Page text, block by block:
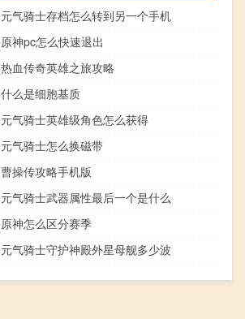
元气骑士存档怎么转到另一个手机
原神pc怎么快速退出
热血传奇英雄之旅攻略
什么是细胞基质
元气骑士英雄级角色怎么获得
元气骑士怎么换磁带
曹操传攻略手机版
元气骑士武器属性最后一个是什么
原神怎么区分赛季
元气骑士守护神殿外星母舰多少波